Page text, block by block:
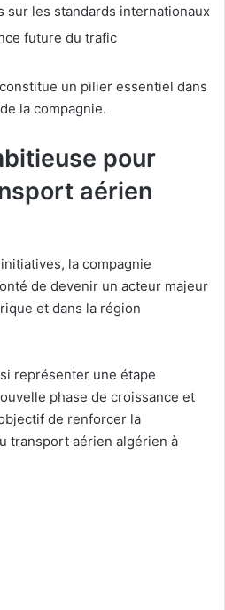
sur les standards internationaux
future du trafic
un pilier essentiel dans
la compagnie.
pour
aérien
la compagnie
de devenir un acteur majeur
et dans la région
représenter une étape
phase de croissance et
de renforcer la
transport aérien algérien à